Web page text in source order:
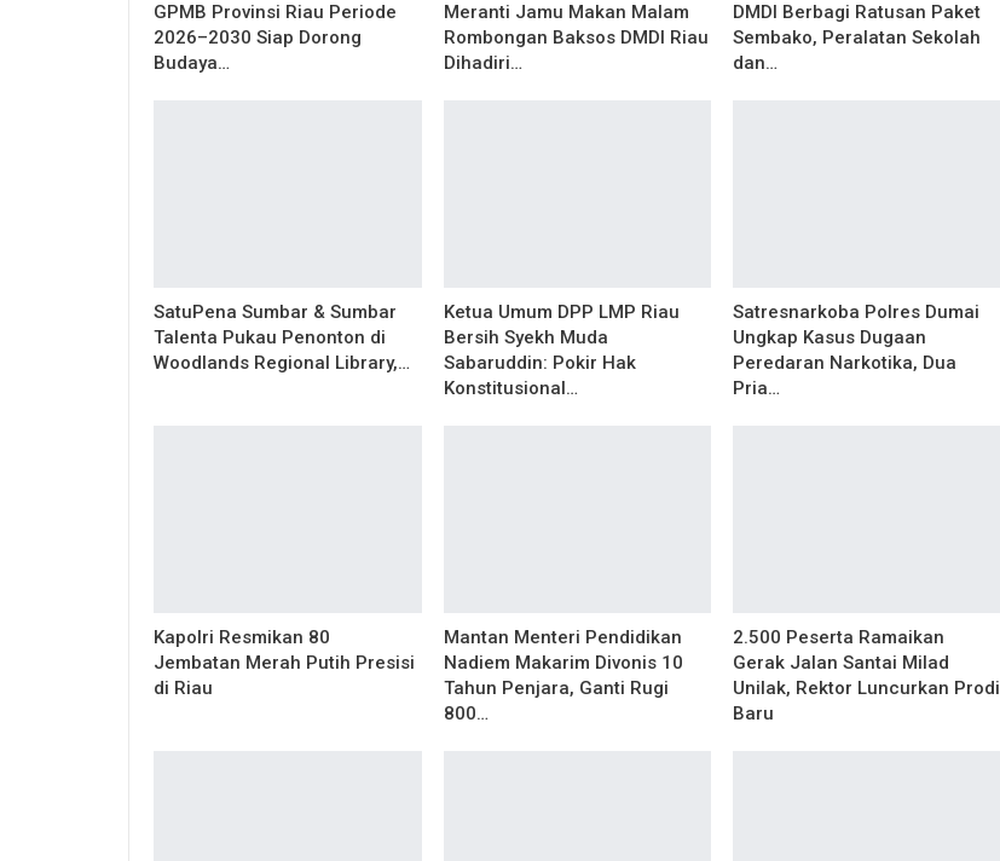
GPMB Provinsi Riau Periode
2026–2030 Siap Dorong
Budaya…
Meranti Jamu Makan Malam
Rombongan Baksos DMDI Riau
Dihadiri…
DMDI Berbagi Ratusan Paket
Sembako, Peralatan Sekolah
dan…
SatuPena Sumbar & Sumbar
Talenta Pukau Penonton di
Woodlands Regional Library,…
Ketua Umum DPP LMP Riau
Bersih Syekh Muda
Sabaruddin: Pokir Hak
Konstitusional…
Satresnarkoba Polres Dumai
Ungkap Kasus Dugaan
Peredaran Narkotika, Dua
Pria…
Kapolri Resmikan 80
Jembatan Merah Putih Presisi
di Riau
Mantan Menteri Pendidikan
Nadiem Makarim Divonis 10
Tahun Penjara, Ganti Rugi
800…
2.500 Peserta Ramaikan
Gerak Jalan Santai Milad
Unilak, Rektor Luncurkan Prodi
Baru